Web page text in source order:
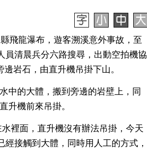
飛龍瀑布，遊客溯溪意外事故，至
員清晨兵分六路搜尋，出動空拍機協
岩石，由直升機吊掛下山。
中的大體，搬到旁邊的岩壁上，同
升機前來吊掛。
裡面，直升機沒有辦法吊掛，今天
接觸到大體，同時用人工的方式，